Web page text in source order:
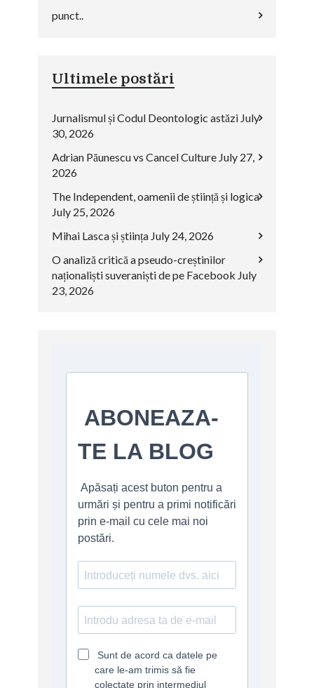
punct..
Ultimele postări
Jurnalismul și Codul Deontologic astăzi July
30, 2026
Adrian Păunescu vs Cancel Culture July 27,
2026
The Independent, oamenii de știință și logica
July 25, 2026
Mihai Lasca și știința July 24, 2026
O analiză critică a pseudo-creștinilor
naționaliști suveraniști de pe Facebook July
23, 2026